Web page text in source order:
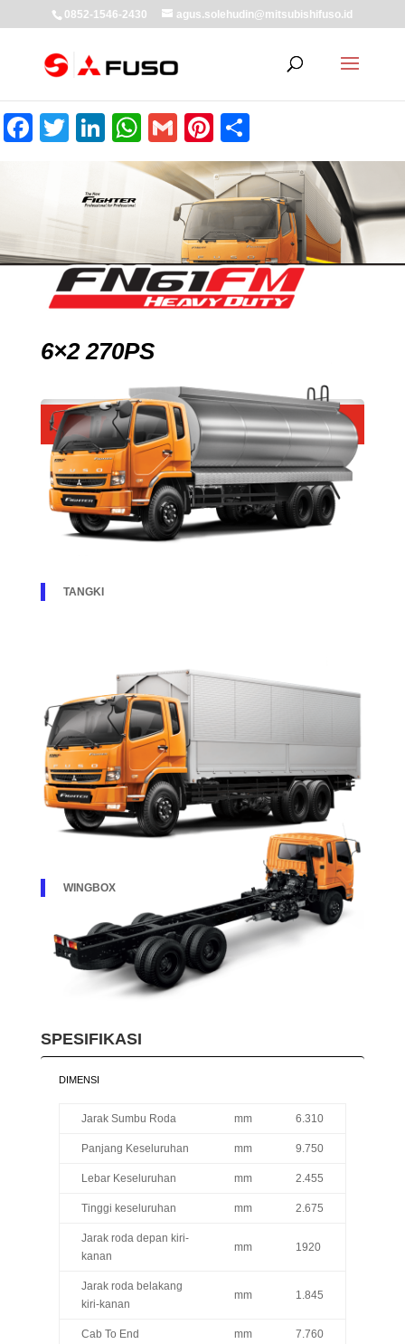
0852-1546-2430 agus.solehudin@mitsubishifuso.id
Facebook
TwitterLinkedIn
WhatsApp
GmailPinterest
6×2 270PS
DOWNLOAD
PILIHAN KAROSERI
TANGKI
WINGBOX
SPESIFIKASI
DIMENSI
Jarak Sumbu Roda mm 6.310
Panjang Keseluruhan mm 9.750
Lebar Keseluruhan mm 2.455
Tinggi keseluruhan mm 2.675
Jarak roda depan kiri-
kanan
mm 1920
Jarak roda belakang
kiri-kanan
mm 1.845
Cab To End mm 7.760